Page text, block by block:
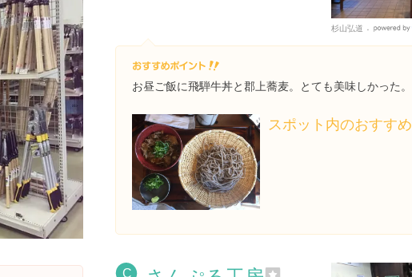
杉山弘道
Places
お昼ご飯に飛騨牛丼と郡上蕎麦。とても美味しかった。
スポット内のおすすめ
C